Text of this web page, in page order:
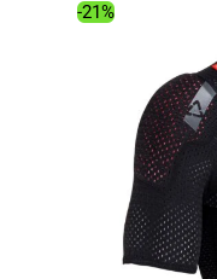
-21%